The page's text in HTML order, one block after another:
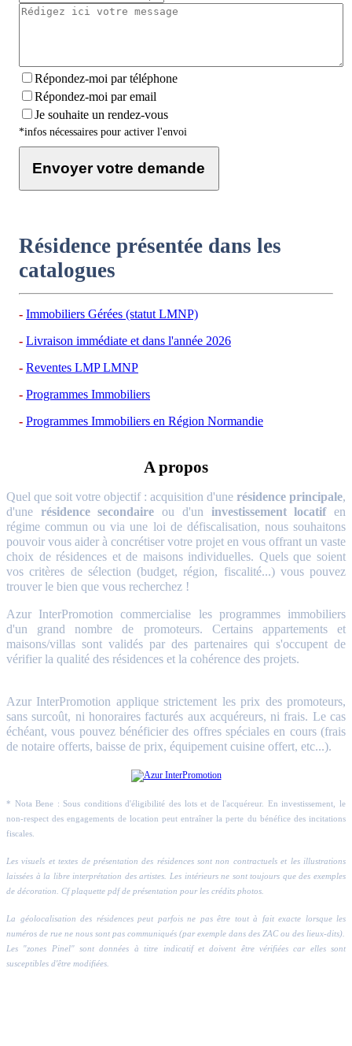
Répondez-moi par téléphone
Répondez-moi par email
Je souhaite un rendez-vous
*infos nécessaires pour activer l'envoi
Envoyer votre demande
Résidence présentée dans les
catalogues
Immobiliers Gérées (statut LMNP)
Livraison immédiate et dans l'année 2026
Reventes LMP LMNP
Programmes Immobiliers
Programmes Immobiliers en Région Normandie
A propos
Quel que soit votre objectif : acquisition d'une résidence principale,
d'une résidence secondaire ou d'un investissement locatifen
régime commun ou via une loi de défiscalisation, nous souhaitons
pouvoir vous aider à concrétiser votre projet en vous offrant un vaste
choix de résidences et de maisons individuelles. Quels que soient
vos critères de sélection (budget, région, fiscalité...) vous pouvez
trouver le bien que vous recherchez !
Azur InterPromotion commercialise les programmes immobiliers
d'un grand nombre de promoteurs. Certains appartements et
maisons/villas sont validés par des partenaires qui s'occupent de
vérifier la qualité des résidences et la cohérence des projets.
Azur InterPromotion applique strictement les prix des promoteurs,
sans surcoût, ni honoraires facturés aux acquéreurs, ni frais. Le cas
échéant, vous pouvez bénéficier des offres spéciales en cours (frais
de notaire offerts, baisse de prix, équipement cuisine offert, etc...).
* Nota Bene : Sous conditions d'éligibilité des lots et de l'acquéreur. En investissement, le
non-respect des engagements de location peut entraîner la perte du bénéfice des incitations
fiscales.
Les visuels et textes de présentation des résidences sont non contractuels et les illustrations
laissées à la libre interprétation des artistes. Les intérieurs ne sont toujours que des exemples
de décoration. Cf plaquette pdf de présentation pour les crédits photos.
La géolocalisation des résidences peut parfois ne pas être tout à fait exacte lorsque les
numéros de rue ne nous sont pas communiqués (par exemple dans des ZAC ou des lieux-dits).
Les "zones Pinel" sont données à titre indicatif et doivent être vérifiées car elles sont
susceptibles d'être modifiées.